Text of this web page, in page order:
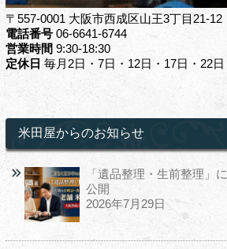
〒557-0001 大阪市西成区山王3丁目21-12
電話番号06-6641-6744
営業時間 9:30-18:30
定休日 毎月2日・7日・12日・17日・22日
米田屋からのお知らせ
「遺品整理・生前整理」
公開
2026年7月29日